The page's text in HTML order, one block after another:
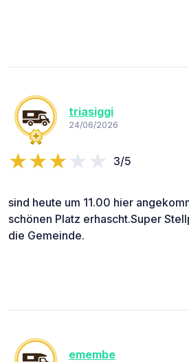
triasiggi
24/06/2026
3/5
sind heute um 11.00 hier
schönen Platz erhascht.Super
die Gemeinde.
emembe